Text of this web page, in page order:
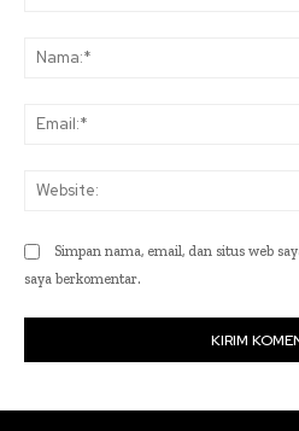
Simpan nama, email, dan situs web
saya berkomentar.